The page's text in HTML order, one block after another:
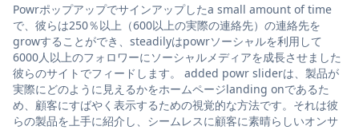
Powrポップアップでサインアップしたa small amount of time
で、彼らは250％以上（600以上の実際の連絡先）の連絡先を
growすることができ、steadilyはpowrソーシャルを利用して
6000人以上のフォロワーにソーシャルメディアを成長させました
彼らのサイトでフィードします。 added powr sliderは、製品が
実際にどのように見えるかをホームページlanding onであるた
め、顧客にすばやく表示するための視覚的な方法です。それは彼
らの製品を上手に紹介し、シームレスに顧客に素晴らしいオンサ